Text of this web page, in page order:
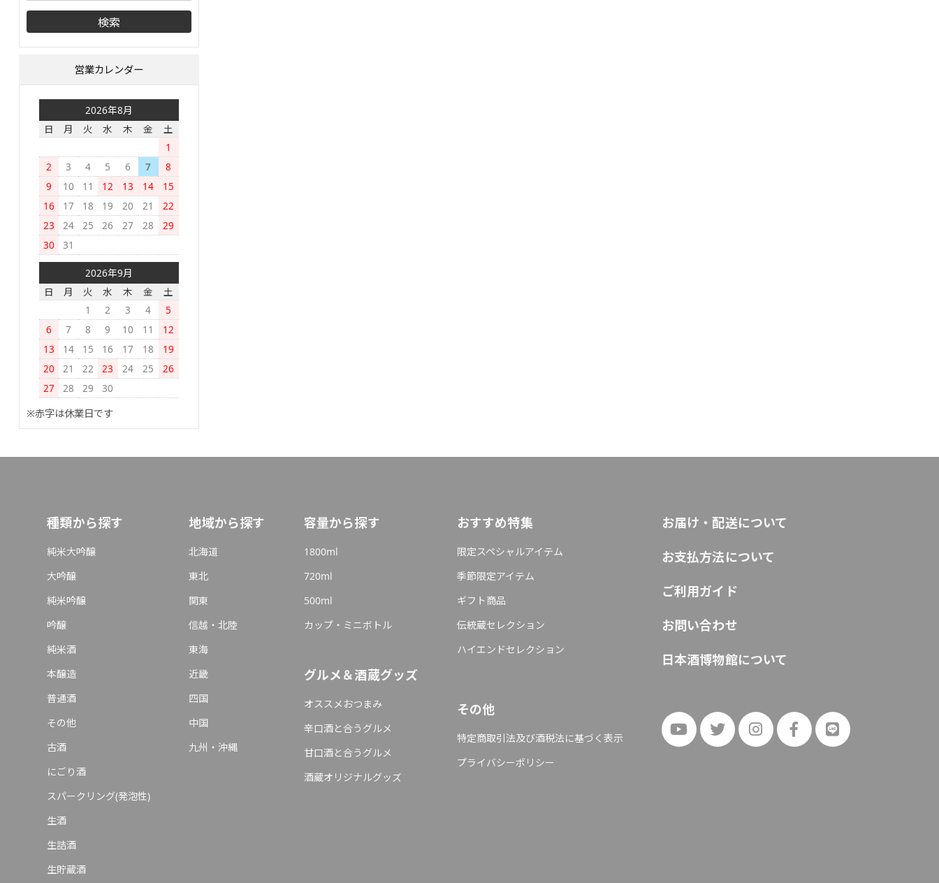
営業カレンダー
2026年8月
日
月 火 水 木 金
土
1
2
3 4 5 6 7
8
9
10 11 12 13 14
15
16
17 18 19 20 21
22
23
24 25 26 27 28
29
30
31
2026年9月
日
月 火 水 木 金
土
1
2 3 4
5
6
7 8 9 10 11
12
13
14 15 16 17 18
19
20
21 22 23 24 25
26
27
28 29
30
※赤字は休業日です
種類から探す
純米大吟醸
大吟醸
純米吟醸
吟醸
純米酒
本醸造
普通酒
その他
古酒
にごり酒
スパークリング(発泡性)
生酒
生詰酒
生貯蔵酒
地域から探す
北海道
東北
関東
信越・北陸
東海
近畿
四国
中国
九州・沖縄
容量から探す
1800ml
720ml
500ml
カップ・ミニボトル
グルメ＆酒蔵グッズ
オススメおつまみ
辛口酒と合うグルメ
甘口酒と合うグルメ
酒蔵オリジナルグッズ
おすすめ特集
限定スペシャルアイテム
季節限定アイテム
ギフト商品
伝統蔵セレクション
ハイエンドセレクション
その他
特定商取引法及び酒税法に基づく表示
プライバシーポリシー
お届け・配送について
お支払方法について
ご利用ガイド
お問い合わせ
日本酒博物館について